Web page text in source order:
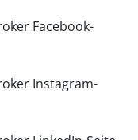
Facebook-
Instagram-